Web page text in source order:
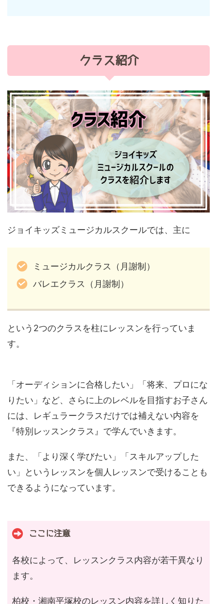
クラス紹介
ジョイキッズミュージカルスクールでは、主に
ミュージカルクラス（月謝制）
バレエクラス（月謝制）
という2つのクラスを柱にレッスンを行っていま
す。
「オーディションに合格したい」「将来、プロにな
りたい」など、さらに上のレベルを目指すお子さん
には、レギュラークラスだけでは補えない内容を
『特別レッスンクラス』で学んでいきます。
また、「より深く学びたい」「スキルアップした
い」というレッスンを個人レッスンで受けることも
できるようになっています。
ここに注意
各校によって、レッスンクラス内容が若干異なり
ます。
柏校・湘南平塚校のレッスン内容を詳しく知りた